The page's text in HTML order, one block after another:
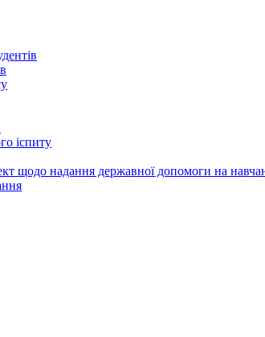
іспиту
щодо надання державної допомоги на